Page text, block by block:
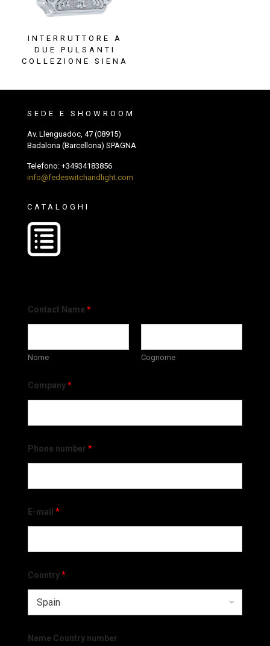
INTERRUTTORE A
DUE PULSANTI
COLLEZIONE SIENA
SEDE E SHOWROOM
Av. Llenguadoc, 47 (08915)
Badalona (Barcellona) SPAGNA
Telefono: +34934183856
info@fedeswitchandlight.com
CATALOGHI
Contact Name *
Nome Cognome
Company*
Phone number *
E-mail *
Country*
Name Country number